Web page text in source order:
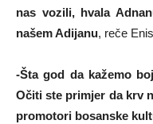
nas vozili, hvala
našem Adijanu, reče
-Šta god da kažemo
Očiti ste primjer da krv
promotori bosanske